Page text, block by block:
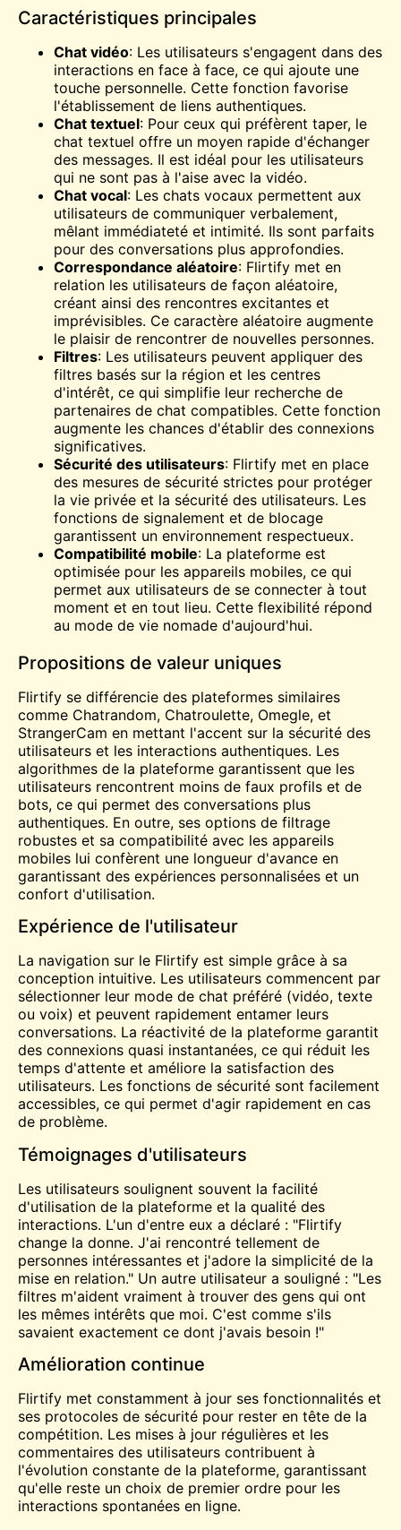
Caractéristiques principales
Chat vidéo: Les utilisateurs s'engagent dans des
interactions en face à face, ce qui ajoute une
touche personnelle. Cette fonction favorise
l'établissement de liens authentiques.
Chat textuel: Pour ceux qui préfèrent taper, le
chat textuel offre un moyen rapide d'échanger
des messages. Il est idéal pour les utilisateurs
qui ne sont pas à l'aise avec la vidéo.
Chat vocal: Les chats vocaux permettent aux
utilisateurs de communiquer verbalement,
mêlant immédiateté et intimité. Ils sont parfaits
pour des conversations plus approfondies.
Correspondance aléatoire: Flirtify met en
relation les utilisateurs de façon aléatoire,
créant ainsi des rencontres excitantes et
imprévisibles. Ce caractère aléatoire augmente
le plaisir de rencontrer de nouvelles personnes.
Filtres: Les utilisateurs peuvent appliquer des
filtres basés sur la région et les centres
d'intérêt, ce qui simplifie leur recherche de
partenaires de chat compatibles. Cette fonction
augmente les chances d'établir des connexions
significatives.
Sécurité des utilisateurs: Flirtify met en place
des mesures de sécurité strictes pour protéger
la vie privée et la sécurité des utilisateurs. Les
fonctions de signalement et de blocage
garantissent un environnement respectueux.
Compatibilité mobile: La plateforme est
optimisée pour les appareils mobiles, ce qui
permet aux utilisateurs de se connecter à tout
moment et en tout lieu. Cette flexibilité répond
au mode de vie nomade d'aujourd'hui.
Propositions de valeur uniques
Flirtify se différencie des plateformes similaires
comme Chatrandom, Chatroulette, Omegle, et
StrangerCam en mettant l'accent sur la sécurité des
utilisateurs et les interactions authentiques. Les
algorithmes de la plateforme garantissent que les
utilisateurs rencontrent moins de faux profils et de
bots, ce qui permet des conversations plus
authentiques. En outre, ses options de filtrage
robustes et sa compatibilité avec les appareils
mobiles lui confèrent une longueur d'avance en
garantissant des expériences personnalisées et un
confort d'utilisation.
Expérience de l'utilisateur
La navigation sur le Flirtify est simple grâce à sa
conception intuitive. Les utilisateurs commencent par
sélectionner leur mode de chat préféré (vidéo, texte
ou voix) et peuvent rapidement entamer leurs
conversations. La réactivité de la plateforme garantit
des connexions quasi instantanées, ce qui réduit les
temps d'attente et améliore la satisfaction des
utilisateurs. Les fonctions de sécurité sont facilement
accessibles, ce qui permet d'agir rapidement en cas
de problème.
Témoignages d'utilisateurs
Les utilisateurs soulignent souvent la facilité
d'utilisation de la plateforme et la qualité des
interactions. L'un d'entre eux a déclaré : "Flirtify
change la donne. J'ai rencontré tellement de
personnes intéressantes et j'adore la simplicité de la
mise en relation." Un autre utilisateur a souligné : "Les
filtres m'aident vraiment à trouver des gens qui ont
les mêmes intérêts que moi. C'est comme s'ils
savaient exactement ce dont j'avais besoin !"
Amélioration continue
Flirtify met constamment à jour ses fonctionnalités et
ses protocoles de sécurité pour rester en tête de la
compétition. Les mises à jour régulières et les
commentaires des utilisateurs contribuent à
l'évolution constante de la plateforme, garantissant
qu'elle reste un choix de premier ordre pour les
interactions spontanées en ligne.